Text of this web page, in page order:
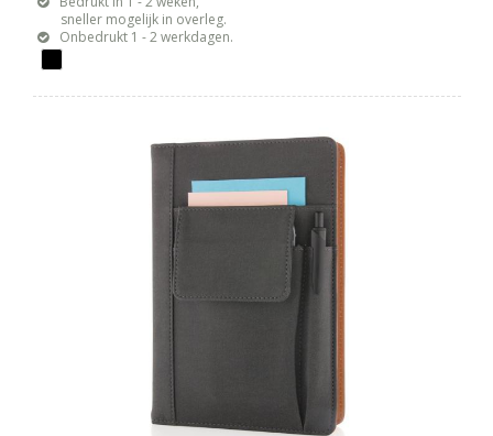
sneller mogelijk in overleg.
Onbedrukt 1 - 2 werkdagen.